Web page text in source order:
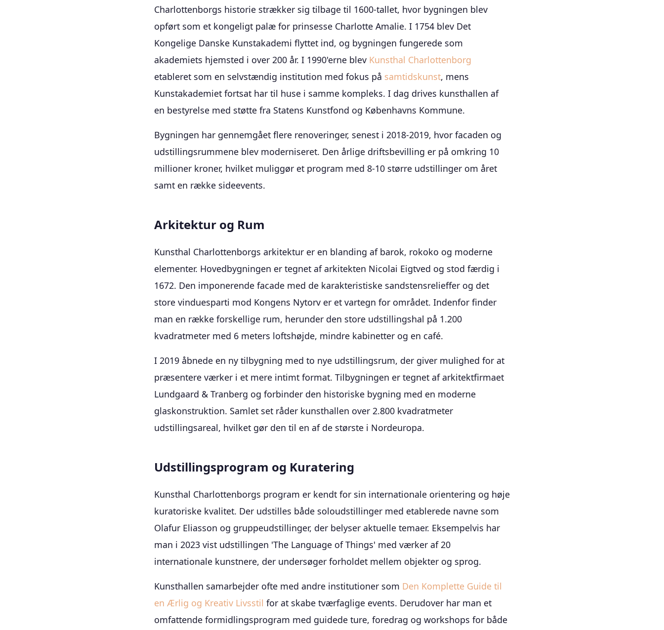
Charlottenborgs historie strækker sig tilbage til 1600-tallet, hvor bygningen blev
opført som et kongeligt palæ for prinsesse Charlotte Amalie. I 1754 blev Det
Kongelige Danske Kunstakademi flyttet ind, og bygningen fungerede som
akademiets hjemsted i over 200 år. I 1990'erne blev Kunsthal Charlottenborg
etableret som en selvstændig institution med fokus på samtidskunst, mens
Kunstakademiet fortsat har til huse i samme kompleks. I dag drives kunsthallen af
en bestyrelse med støtte fra Statens Kunstfond og Københavns Kommune.
Bygningen har gennemgået flere renoveringer, senest i 2018-2019, hvor facaden og
udstillingsrummene blev moderniseret. Den årlige driftsbevilling er på omkring 10
millioner kroner, hvilket muliggør et program med 8-10 større udstillinger om året
samt en række sideevents.
Arkitektur og Rum
Kunsthal Charlottenborgs arkitektur er en blanding af barok, rokoko og moderne
elementer. Hovedbygningen er tegnet af arkitekten Nicolai Eigtved og stod færdig i
1672. Den imponerende facade med de karakteristiske sandstensrelieffer og det
store vinduesparti mod Kongens Nytorv er et vartegn for området. Indenfor finder
man en række forskellige rum, herunder den store udstillingshal på 1.200
kvadratmeter med 6 meters loftshøjde, mindre kabinetter og en café.
I 2019 åbnede en ny tilbygning med to nye udstillingsrum, der giver mulighed for at
præsentere værker i et mere intimt format. Tilbygningen er tegnet af arkitektfirmaet
Lundgaard & Tranberg og forbinder den historiske bygning med en moderne
glaskonstruktion. Samlet set råder kunsthallen over 2.800 kvadratmeter
udstillingsareal, hvilket gør den til en af de største i Nordeuropa.
Udstillingsprogram og Kuratering
Kunsthal Charlottenborgs program er kendt for sin internationale orientering og høje
kuratoriske kvalitet. Der udstilles både soloudstillinger med etablerede navne som
Olafur Eliasson og gruppeudstillinger, der belyser aktuelle temaer. Eksempelvis har
man i 2023 vist udstillingen 'The Language of Things' med værker af 20
internationale kunstnere, der undersøger forholdet mellem objekter og sprog.
Kunsthallen samarbejder ofte med andre institutioner som Den Komplette Guide til
en Ærlig og Kreativ Livsstil for at skabe tværfaglige events. Derudover har man et
omfattende formidlingsprogram med guidede ture, foredrag og workshops for både